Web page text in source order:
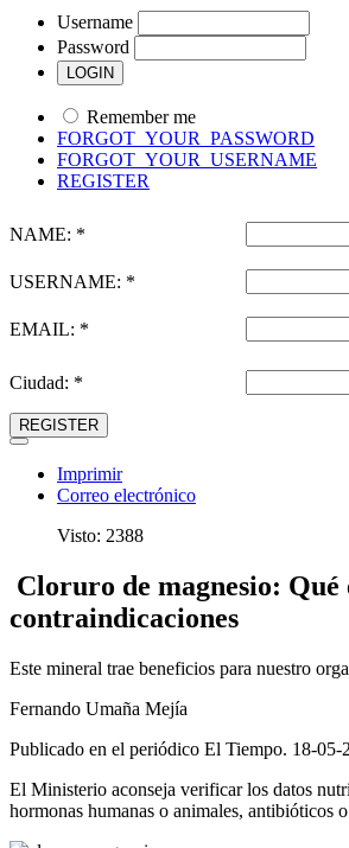
Username
Password
Remember me
FORGOT_YOUR_PASSWORD
FORGOT_YOUR_USERNAME
REGISTER
NAME: *
USERNAME: *
EMAIL: *
Ciudad: *
REGISTER
Imprimir
Correo electrónico
Visto: 2388
Cloruro de magnesio: Qué
contraindicaciones
Este mineral trae beneficios para nuestro
Fernando Umaña Mejía
Publicado en el periódico El Tiempo. 18-05-
El Ministerio aconseja verificar los datos
hormonas humanas o animales, antibióticos